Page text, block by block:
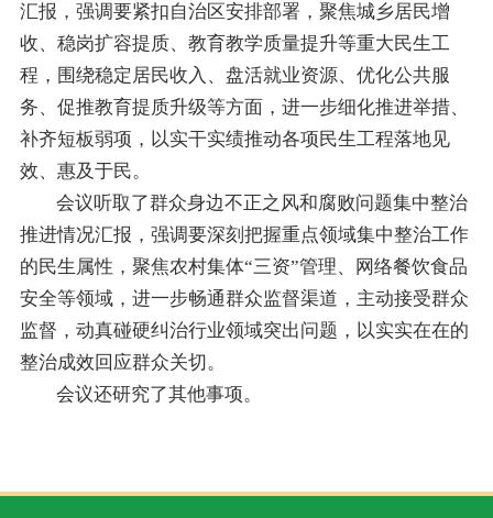
汇报，强调要紧扣自治区安排部署，聚焦城乡居民增
收、稳岗扩容提质、教育教学质量提升等重大民生工
程，围绕稳定居民收入、盘活就业资源、优化公共服
务、促推教育提质升级等方面，进一步细化推进举措、
补齐短板弱项，以实干实绩推动各项民生工程落地见
效、惠及于民。
会议听取了群众身边不正之风和腐败问题集中整治
推进情况汇报，强调要深刻把握重点领域集中整治工作
的民生属性，聚焦农村集体“三资”管理、网络餐饮食品
安全等领域，进一步畅通群众监督渠道，主动接受群众
监督，动真碰硬纠治行业领域突出问题，以实实在在的
整治成效回应群众关切。
会议还研究了其他事项。